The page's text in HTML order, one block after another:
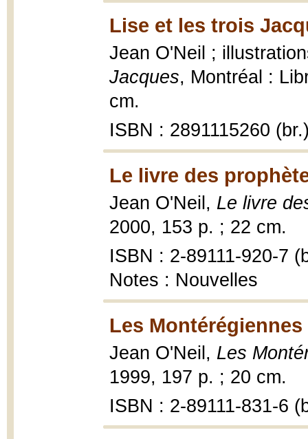
Lise et les trois
Jean O'Neil ;
Jacques, Montréal :
cm.
ISBN : 2891115260
Le livre des
Jean O'Neil, Le livre
2000, 153 p. ; 22 cm.
ISBN : 2-89111-920-7
Notes : Nouvelles
Les Montérégiennes
Jean O'Neil, Les
1999, 197 p. ; 20 cm.
ISBN : 2-89111-831-6